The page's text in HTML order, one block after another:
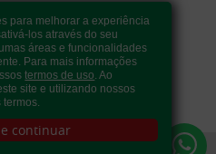
ágil, entrega rápida e
para levar sua
nível!
para melhorar a experiência
los através do seu
áreas e funcionalidades
Para mais informações
termos de uso. Ao
site e utilizando nossos
termos.
continuar